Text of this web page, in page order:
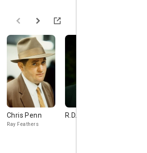
Chris Penn
Ray Feathers
R.D. Call